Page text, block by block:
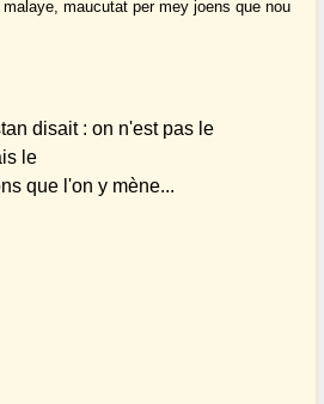
maucutat per mey joens que nou
disait : on n'est pas le
le
que l'on y mène...